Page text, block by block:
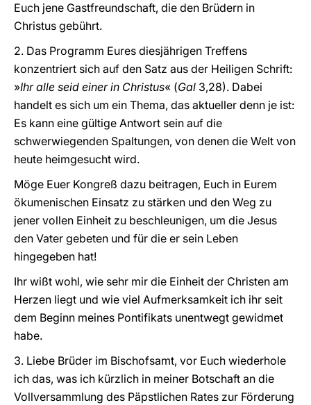
Euch jene Gastfreundschaft, die den Brüdern in
Christus gebührt.
2. Das Programm Eures diesjährigen Treffens
konzentriert sich auf den Satz aus der Heiligen Schrift:
»Ihr alle seid einer in Christus« (Gal 3,28). Dabei
handelt es sich um ein Thema, das aktueller denn je ist:
Es kann eine gültige Antwort sein auf die
schwerwiegenden Spaltungen, von denen die Welt von
heute heimgesucht wird.
Möge Euer Kongreß dazu beitragen, Euch in Eurem
ökumenischen Einsatz zu stärken und den Weg zu
jener vollen Einheit zu beschleunigen, um die Jesus
den Vater gebeten und für die er sein Leben
hingegeben hat!
Ihr wißt wohl, wie sehr mir die Einheit der Christen am
Herzen liegt und wie viel Aufmerksamkeit ich ihr seit
dem Beginn meines Pontifikats unentwegt gewidmet
habe.
3. Liebe Brüder im Bischofsamt, vor Euch wiederhole
ich das, was ich kürzlich in meiner Botschaft an die
Vollversammlung des Päpstlichen Rates zur Förderung